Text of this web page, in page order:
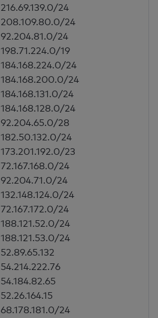
216.69.139.0/24
208.109.80.0/24
92.204.81.0/24
198.71.224.0/19
184.168.224.0/24
184.168.200.0/24
184.168.131.0/24
184.168.128.0/24
92.204.65.0/28
182.50.132.0/24
173.201.192.0/23
72.167.168.0/24
92.204.71.0/24
132.148.124.0/24
72.167.172.0/24
188.121.52.0/24
188.121.53.0/24
52.89.65.132
54.214.222.76
54.184.82.65
52.26.164.15
68.178.181.0/24